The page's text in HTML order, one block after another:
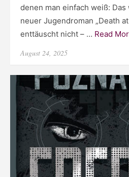
denen man einfach weiß:
neuer Jugendroman „Death
enttäuscht nicht – … Read
Posted
August 24, 2025